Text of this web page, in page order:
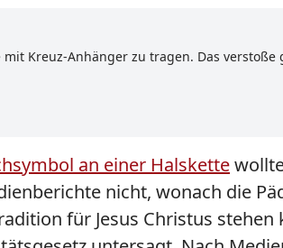
Kreuz-Anhänger zu tragen. Das
an einer Halskette
nicht, wonach die
für Jesus Christus